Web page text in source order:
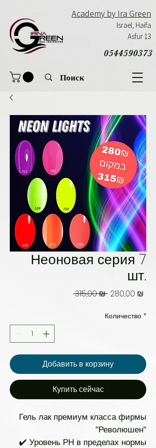
0544590373
Academy by Ira Green
Israel, Haifa
Asfur 13
Неоновая серия 7
шт.
315,00 ₪ Обычная
280,00 ₪
Количество *
Добавить в корзину
Купить сейчас
Гель лак премиум класса фирмы
"Революшен"
✔️ Уровень PH в пределах нормы